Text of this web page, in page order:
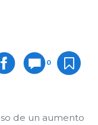
0
de un aumento